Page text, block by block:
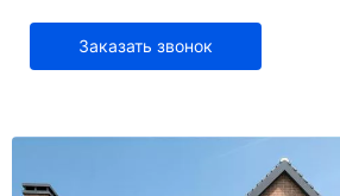
Заказать звонок